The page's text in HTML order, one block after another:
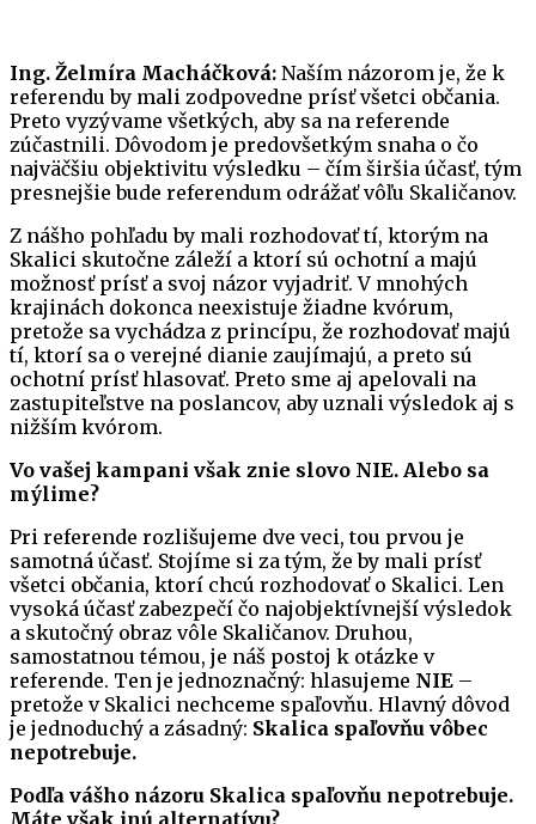
Ing. Želmíra Macháčková: Naším názorom je, že k
referendu by mali zodpovedne prísť všetci občania.
Preto vyzývame všetkých, aby sa na referende
zúčastnili. Dôvodom je predovšetkým snaha o čo
najväčšiu objektivitu výsledku – čím širšia účasť, tým
presnejšie bude referendum odrážať vôľu Skaličanov.
Z nášho pohľadu by mali rozhodovať tí, ktorým na
Skalici skutočne záleží a ktorí sú ochotní a majú
možnosť prísť a svoj názor vyjadriť. V mnohých
krajinách dokonca neexistuje žiadne kvórum,
pretože sa vychádza z princípu, že rozhodovať majú
tí, ktorí sa o verejné dianie zaujímajú, a preto sú
ochotní prísť hlasovať. Preto sme aj apelovali na
zastupiteľstve na poslancov, aby uznali výsledok aj s
nižším kvórom.
Vo vašej kampani však znie slovo NIE. Alebo sa
mýlime?
Pri referende rozlišujeme dve veci, tou prvou je
samotná účasť. Stojíme si za tým, že by mali prísť
všetci občania, ktorí chcú rozhodovať o Skalici. Len
vysoká účasť zabezpečí čo najobjektívnejší výsledok
a skutočný obraz vôle Skaličanov. Druhou,
samostatnou témou, je náš postoj k otázke v
referende. Ten je jednoznačný: hlasujeme NIE –
pretože v Skalici nechceme spaľovňu. Hlavný dôvod
je jednoduchý a zásadný: Skalica spaľovňu vôbec
nepotrebuje.
Podľa vášho názoru Skalica spaľovňu nepotrebuje.
Máte však inú alternatívu?